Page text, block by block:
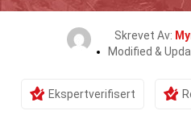
Skrevet Av:
Modified &
Ekspertverifisert